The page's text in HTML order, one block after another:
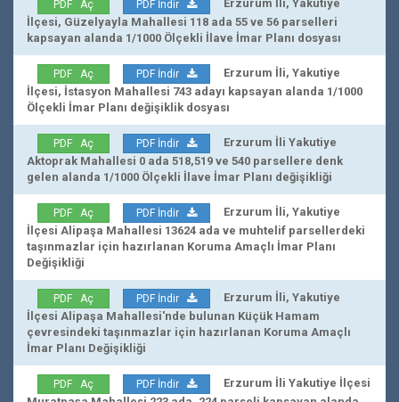
PDF Aç PDF İndir
Erzurum İli, Yakutiye
İlçesi, Güzelyayla Mahallesi 118 ada 55 ve 56 parselleri
kapsayan alanda 1/1000 Ölçekli İlave İmar Planı dosyası
PDF Aç PDF İndir
Erzurum İli, Yakutiye
İlçesi, İstasyon Mahallesi 743 adayı kapsayan alanda 1/1000
Ölçekli İmar Planı değişiklik dosyası
PDF Aç PDF İndir
Erzurum İli Yakutiye
Aktoprak Mahallesi 0 ada 518,519 ve 540 parsellere denk
gelen alanda 1/1000 Ölçekli İlave İmar Planı değişikliği
PDF Aç PDF İndir
Erzurum İli, Yakutiye
İlçesi Alipaşa Mahallesi 13624 ada ve muhtelif parsellerdeki
taşınmazlar için hazırlanan Koruma Amaçlı İmar Planı
Değişikliği
PDF Aç PDF İndir
Erzurum İli, Yakutiye
İlçesi Alipaşa Mahallesi'nde bulunan Küçük Hamam
çevresindeki taşınmazlar için hazırlanan Koruma Amaçlı
İmar Planı Değişikliği
PDF Aç PDF İndir
Erzurum İli Yakutiye İlçesi